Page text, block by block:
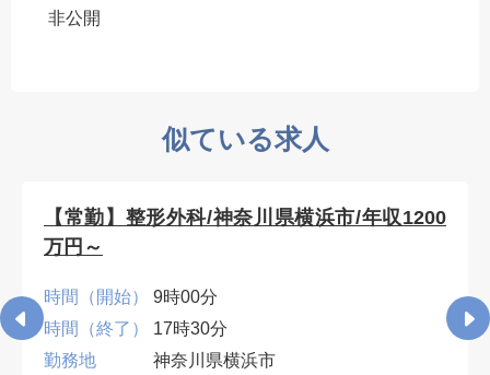
非公開
似ている求人
【常勤】整形外科/神奈川県横浜市/年収1200
万円～
時間（開始）
9時00分
時間（終了）
17時30分
勤務地
神奈川県横浜市